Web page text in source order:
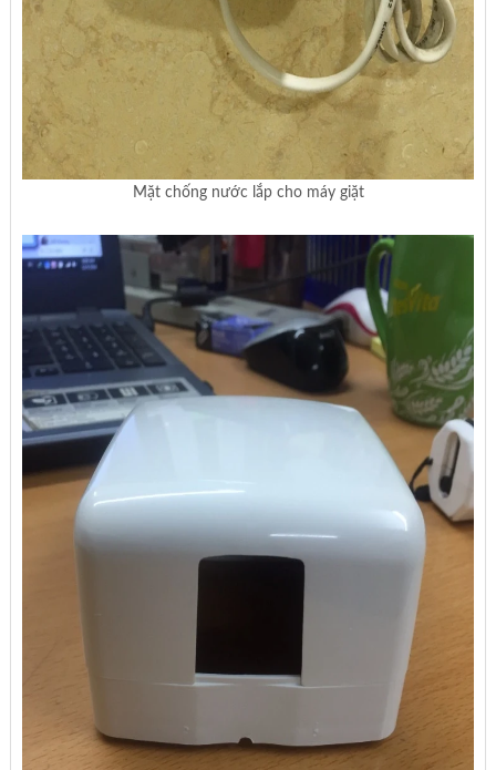
Mặt chống nước lắp cho máy giặt